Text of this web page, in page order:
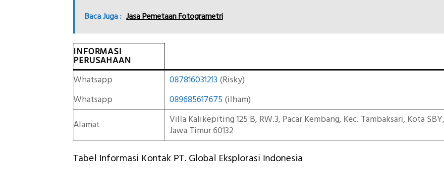
Baca Juga : Jasa Pemetaan Fotogrametri
INFORMASI
PERUSAHAAN
Whatsapp
087816031213 (Risky)
Whatsapp
089685617675 (ilham)
Alamat
Villa Kalikepiting 125 B, RW.3, Pacar Kembang, Kec. Tambaksari, Kota SBY,
Jawa Timur 60132
Tabel Informasi Kontak PT. Global Eksplorasi Indonesia